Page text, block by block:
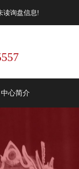
读询盘信息!
中心简介